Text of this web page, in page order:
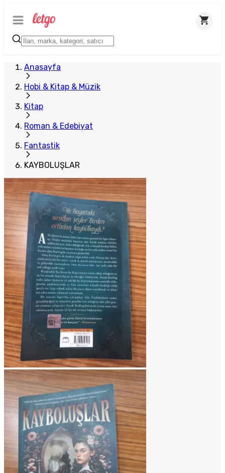
Anasayfa
Hobi & Kitap & Müzik
Kitap
Roman & Edebiyat
Fantastik
KAYBOLUŞLAR